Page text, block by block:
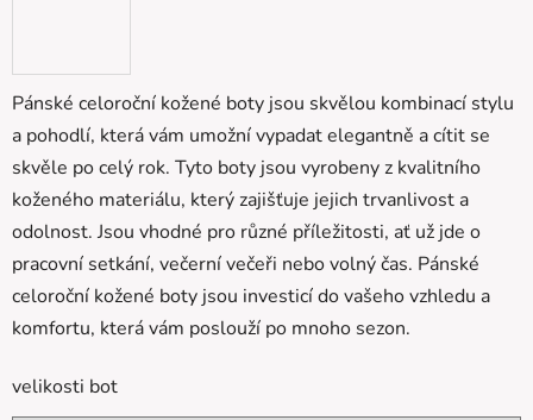
Pánské celoroční kožené boty jsou skvělou kombinací stylu
a pohodlí, která vám umožní vypadat elegantně a cítit se
skvěle po celý rok. Tyto boty jsou vyrobeny z kvalitního
koženého materiálu, který zajišťuje jejich trvanlivost a
odolnost. Jsou vhodné pro různé příležitosti, ať už jde o
pracovní setkání, večerní večeři nebo volný čas. Pánské
celoroční kožené boty jsou investicí do vašeho vzhledu a
komfortu, která vám poslouží po mnoho sezon.
velikosti bot